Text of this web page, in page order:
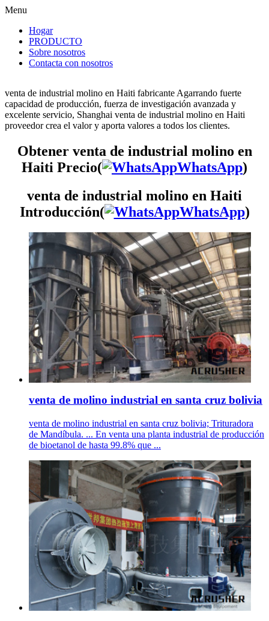
Menu
Hogar
PRODUCTO
Sobre nosotros
Contacta con nosotros
venta de industrial molino en Haiti fabricante Agarrando fuerte
capacidad de producción, fuerza de investigación avanzada y
excelente servicio, Shanghai venta de industrial molino en Haiti
proveedor crea el valor y aporta valores a todos los clientes.
Obtener venta de industrial molino en
Haiti Precio(
WhatsApp)
venta de industrial molino en Haiti
Introducción(
WhatsApp)
venta de molino industrial en santa cruz bolivia
venta de molino industrial en santa cruz bolivia; Trituradora
de Mandíbula. ... En venta una planta industrial de producción
de bioetanol de hasta 99.8% que ...